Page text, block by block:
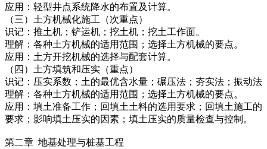
应用：轻型井点系统降水的布置及计算。
（三）土方机械化施工（次重点）
识记：推土机；铲运机；挖土机；挖土工作面。
理解：各种土方机械的适用范围；选择土方机械的要点。
应用：土方开挖机械的选择与配套计算。
（四）土方填筑和压实（重点）
识记：压实系数；土的最优含水量；碾压法；夯实法；振动法
理解：各种土方机械的适用范围；选择土方机械的要点。
应用：填土准备工作；回填土土料的选用要求；回填土施工的
要求；影响填土压实的因素；填土压实的质量检查与控制。
第二章 地基处理与桩基工程